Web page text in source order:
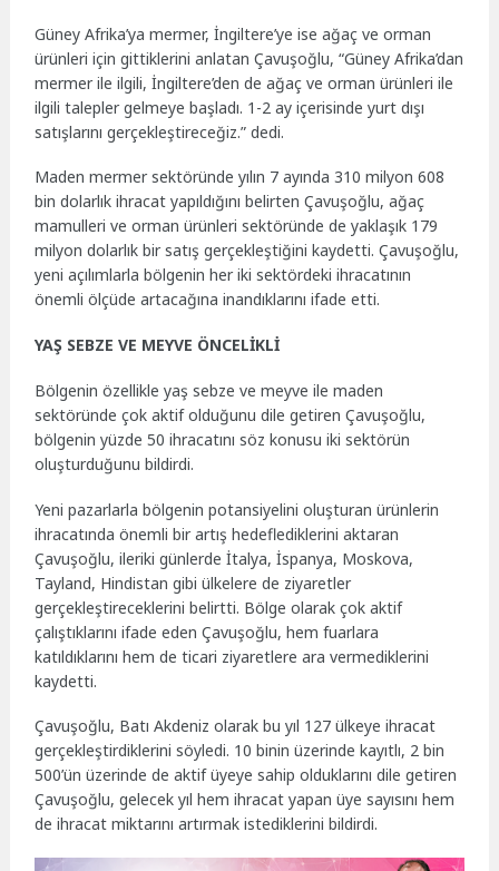
Güney Afrika’ya mermer, İngiltere’ye ise ağaç ve orman
ürünleri için gittiklerini anlatan Çavuşoğlu, “Güney Afrika’dan
mermer ile ilgili, İngiltere’den de ağaç ve orman ürünleri ile
ilgili talepler gelmeye başladı. 1-2 ay içerisinde yurt dışı
satışlarını gerçekleştireceğiz.” dedi.
Maden mermer sektöründe yılın 7 ayında 310 milyon 608
bin dolarlık ihracat yapıldığını belirten Çavuşoğlu, ağaç
mamulleri ve orman ürünleri sektöründe de yaklaşık 179
milyon dolarlık bir satış gerçekleştiğini kaydetti. Çavuşoğlu,
yeni açılımlarla bölgenin her iki sektördeki ihracatının
önemli ölçüde artacağına inandıklarını ifade etti.
YAŞ SEBZE VE MEYVE ÖNCELİKLİ
Bölgenin özellikle yaş sebze ve meyve ile maden
sektöründe çok aktif olduğunu dile getiren Çavuşoğlu,
bölgenin yüzde 50 ihracatını söz konusu iki sektörün
oluşturduğunu bildirdi.
Yeni pazarlarla bölgenin potansiyelini oluşturan ürünlerin
ihracatında önemli bir artış hedeflediklerini aktaran
Çavuşoğlu, ileriki günlerde İtalya, İspanya, Moskova,
Tayland, Hindistan gibi ülkelere de ziyaretler
gerçekleştireceklerini belirtti. Bölge olarak çok aktif
çalıştıklarını ifade eden Çavuşoğlu, hem fuarlara
katıldıklarını hem de ticari ziyaretlere ara vermediklerini
kaydetti.
Çavuşoğlu, Batı Akdeniz olarak bu yıl 127 ülkeye ihracat
gerçekleştirdiklerini söyledi. 10 binin üzerinde kayıtlı, 2 bin
500’ün üzerinde de aktif üyeye sahip olduklarını dile getiren
Çavuşoğlu, gelecek yıl hem ihracat yapan üye sayısını hem
de ihracat miktarını artırmak istediklerini bildirdi.